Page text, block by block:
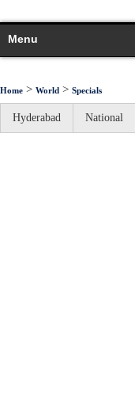
Menu
Home > World > Specials
Hyderabad National